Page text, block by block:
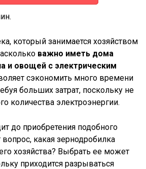
который занимается хозяйством
важно иметь дома
и овощей с электрическим
сэкономить много времени
больших затрат, поскольку не
количества электроэнергии.
до приобретения подобного
вопрос, какая зернодробилка
хозяйства? Выбрать ее может
приходится разрываться